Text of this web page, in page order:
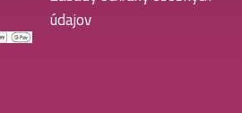
údajov